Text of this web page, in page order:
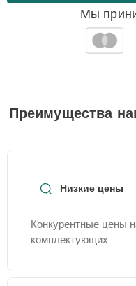
Мы
Преимущества
Низкие цены
Конкурентные цены
комплектующих